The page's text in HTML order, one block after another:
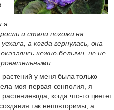
я
и стали похожи на
а когда вернулась, она
нежно-белыми, но не
у меня была только
моя первая сенполия, я
когда что-то цветет
так неповторимы, а